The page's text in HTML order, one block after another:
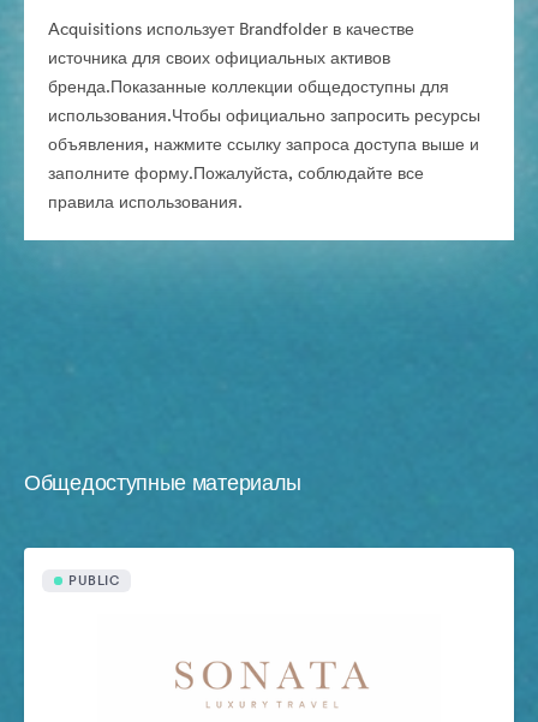
Acquisitions использует Brandfolder в качестве
источника для своих официальных активов
бренда.Показанные коллекции общедоступны для
использования.Чтобы официально запросить ресурсы
объявления, нажмите ссылку запроса доступа выше и
заполните форму.Пожалуйста, соблюдайте все
правила использования.
Общедоступные материалы
PUBLIC